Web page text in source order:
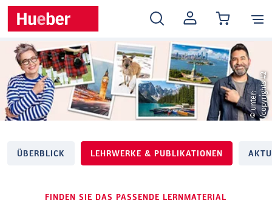
MEIN
KONTO
©
u
n
t
e
r
:
/
c
o
p
y
r
i
g
h
t
s
#2
ÜBERBLICK LEHRWERKE & PUBLIKATIONEN
FINDEN SIE DAS PASSENDE LERNMATERIAL